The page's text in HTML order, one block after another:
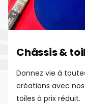
Châssis &
Donnez vie à
créations avec
toiles à prix réduit.